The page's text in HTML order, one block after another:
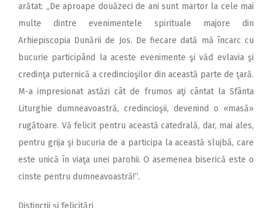
arătat: „De aproape douăzeci de ani sunt martor la cele mai
multe dintre evenimentele spirituale majore din
Arhiepiscopia Dunării de Jos. De fiecare dată mă încarc cu
bucurie participând la aceste evenimente şi văd evlavia şi
credinţa puternică a credincioşilor din această parte de ţară.
M-a impresionat astăzi cât de frumos aţi cântat la Sfânta
Liturghie dumneavoastră, credincioşii, devenind o «masă»
rugătoare. Vă felicit pentru această catedrală, dar, mai ales,
pentru grija şi bucuria de a participa la această slujbă, care
este unică în viaţa unei parohii. O asemenea biserică este o
cinste pentru dumneavoastră!”.
Distincţii şi felicitări